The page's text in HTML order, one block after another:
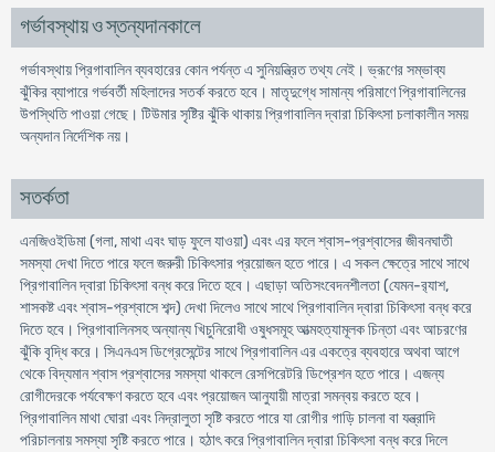
গর্ভাবস্থায় ও স্তন্যদানকালে
গর্ভাবস্থায় প্রিগাবালিন ব্যবহারের কোন পর্যন্ত এ সুনিয়ন্ত্রিত তথ্য নেই। ভ্রূণের সম্ভাব্য
ঝুঁকির ব্যাপারে গর্ভবর্তী মহিলাদের সতর্ক করতে হবে। মাতৃদুগ্ধে সামান্য পরিমাণে প্রিগাবালিনের
উপস্থিতি পাওয়া গেছে। টিউমার সৃষ্টির ঝুঁকি থাকায় প্রিগাবালিন দ্বারা চিকিৎসা চলাকালীন সময়
অন্যদান নির্দেশিক নয়।
সতর্কতা
এনজিওইডিমা (গলা, মাথা এবং ঘাড় ফুলে যাওয়া) এবং এর ফলে শ্বাস-প্রশ্বাসের জীবনঘাতী
সমস্যা দেখা দিতে পারে ফলে জরুরী চিকিৎসার প্রয়োজন হতে পারে। এ সকল ক্ষেত্রে সাথে সাথে
প্রিগাবালিন দ্বারা চিকিৎসা বন্ধ করে দিতে হবে। এছাড়া অতিসংবেদনশীলতা (যেমন-র‍্যাশ,
শাসকষ্ট এবং শ্বাস-প্রশ্বাসে শব্দ) দেখা দিলেও সাথে সাথে প্রিগাবালিন দ্বারা চিকিৎসা বন্ধ করে
দিতে হবে। প্রিগাবালিনসহ অন্যান্য খিচুনিরোধী ওষুধসমূহ আত্মহত্যামূলক চিন্তা এবং আচরণের
ঝুঁকি বৃদ্ধি করে। সিএনএস ডিগ্রেসেন্টের সাথে প্রিগাবালিন এর একত্রে ব্যবহারে অথবা আগে
থেকে বিদ্যমান শ্বাস প্রশ্বাসের সমস্যা থাকলে রেসপিরেটরি ডিপ্রেশন হতে পারে। এজন্য
রোগীদেরকে পর্যবেক্ষণ করতে হবে এবং প্রয়োজন আনুযায়ী মাত্রা সমন্বয় করতে হবে।
প্রিগাবালিন মাথা ঘোরা এবং নিদ্রালুতা সৃষ্টি করতে পারে যা রোগীর গাড়ি চালনা বা যন্ত্রাদি
পরিচালনায় সমস্যা সৃষ্টি করতে পারে। হঠাৎ করে প্রিগাবালিন দ্বারা চিকিৎসা বন্ধ করে দিলে